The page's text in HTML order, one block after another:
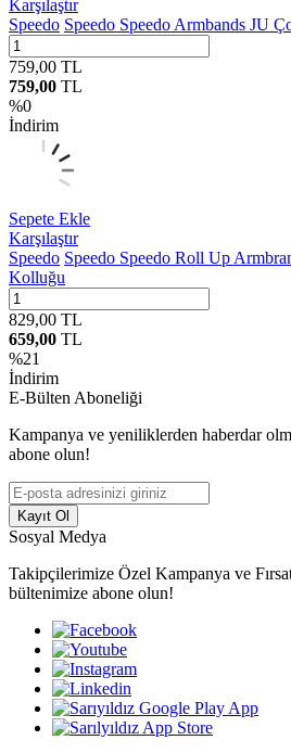
Karşılaştır
Speedo Speedo Speedo Armbands JU
759,00 TL
759,00 TL
%0
İndirim
Sepete Ekle
Karşılaştır
Speedo Speedo Speedo Roll Up
Kolluğu
829,00 TL
659,00 TL
%21
İndirim
E-Bülten Aboneliği
Kampanya ve yeniliklerden haberdar
abone olun!
Kayıt Ol
Sosyal Medya
Takipçilerimize Özel Kampanya ve
bültenimize abone olun!